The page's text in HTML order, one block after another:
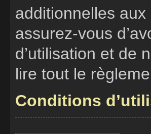
additionnelles
assurez-vous
d’utilisation et de
lire tout le
Conditions